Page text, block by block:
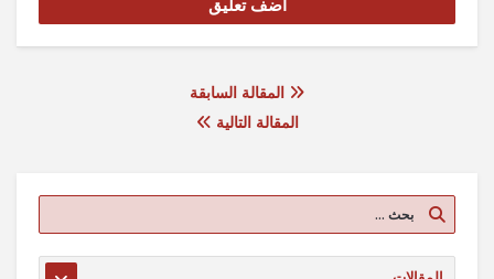
المقالة السابقة
المقالة التالية